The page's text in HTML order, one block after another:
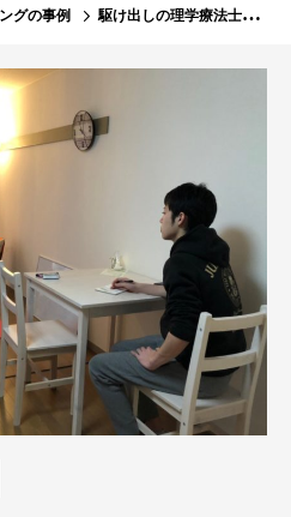
グの事例 駆け出しの理学療法士、円背、反り腰、姿勢改善についてコンディショニングを学ぶ